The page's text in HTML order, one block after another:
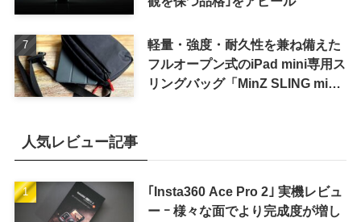
軽量・強度・耐久性を兼ね備えた
フルオープン式のiPad mini専用ス
リングバッグ「MinZ SLING mini
人気レビュー記事
｢Insta360 Ace Pro 2｣ 実機レビュ
ー ｰ 様々な面でより完成度が増し